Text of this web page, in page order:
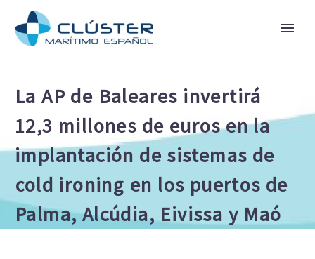
La AP de Baleares invertirá
12,3 millones de euros en la
implantación de sistemas de
cold ironing en los puertos de
Palma, Alcúdia, Eivissa y Maó